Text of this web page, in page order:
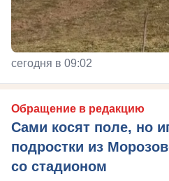
сегодня в 09:02
Обращение в редакцию
Сами косят поле, но
подростки из
со стадионом